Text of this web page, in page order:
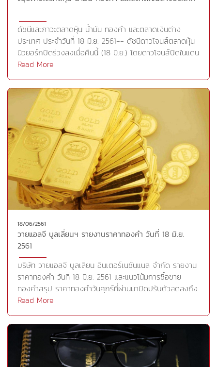
ต้องถูกเรียกเก็บภาษีนำเข้า 25% คิดเป็นมูลค่ารวม 5 หมื่น
มาตรการเรียกเก็บภาษีนำเข้าสินค้าจากสหรัฐจำนวน 659
รายการ โดยเรียกเก็บในอัตรา 25% คิดเป็นมูลค่ารวม 5 หมื่น
ล้านดอลลาร์เช่นกันอย่างไรก็ตาม การแข็งค่าของดอลลาร์ได้
สกัดแรงบวกของสัญญาทองคำในระหว่างวัน โดยดัชนี
ที่ระดับ 94.792 เมื่อคืนนี้ทั้งนี้ โดยปกติแล้ว ราคาทองและ
ดอลลาร์จะเคลื่อนไหวไปในทิศทางตรงข้ามกัน โดยเมื่อ
ดอลลาร์แข็งค่าขึ้น ราคาทองจะปรับตัวลดลง เนื่องจาก
ดอลลาร์ที่แข็งค่าทำให้ทองคำ ซึ่งกำหนดราคาในรูปของสกุล
เงินดอลลาร์ มีราคาแพงขึ้นสำหรับนักลงทุนที่ถือครองสกุล
เงินอื่นๆCr.https://www.ryt9.com/s/iq31/2843515
ดัชนีและภาวะตลาดหุ้น น้ำมัน ทองคำ และตลาดเงินต่าง
ประเทศ ประจำวันที่ 18 มิ.ย. 2561-- ดัชนีดาวโจนส์ตลาดหุ้น
นิวยอร์กปิดร่วงลงเมื่อคืนนี้ (18 มิ.ย.) โดยดาวโจนส์ปิดในแดน
ลบติดต่อกันเป็นวันที่ 5 เนื่องจากความวิตกกังวลเกี่ยวกับ
ต่อตลาด อย่างไรก็ตาม การดีดตัวขึ้นของหุ้นกลุ่มพลังงาน
และกลุ่มเทคโนโลยีช่วยให้ตลาดสามารถไต่ขึ้นจากระดับต่ำสุด
ในระหว่างวันได้ดัชนีเฉลี่ยอุตสาหกรรมดาวโจนส์ปิดที่
24,987.47 จุด ร่วงลง 103.01 จุด หรือ -0.41% ขณะที่ดัชนี
S&amp;P500 ปิดที่ 2,773.75 จุด ลดลง 5.91 จุด หรือ
-0.21% ส่วนดัชนี Nasdaq ปิดที่ 7,747.02 จุด เพิ่มขึ้น 0.65
จุด หรือ +0.01%-- ตลาดหุ้นยุโรปปิดปรับตัวลงเมื่อคืนนี้ (18
มิ.ย.) โดยได้รับแรงกดดันจากความกังวลเกี่ยวกับ
สถานการณ์ตึงเครียดทางการเมืองในเยอรมนี รวมทั้งข้อ
พิพาทด้านการค้าระหว่างสหรัฐและจีนที่มีแนวโน้มรุนแรงขึ้นใน
ขณะนี้ดัชนี Stoxx Europe 600 ลดลง 0.8% ปิดที่ 385.91
176.44 จุด หรือ +1.36% ดัชนี FTSE 100 ตลาดหุ้นลอนดอน
ปิดที่ 7,631.33 จุด ลดลง 2.58 จุด หรือ -0.03% และดัชนี
CAC-40 ตลาดหุ้นฝรั่งเศสปิดดที่ 5,450.48 จุด ลดลง
51.40 จุด หรือ -0.93%-- ตลาดหุ้นลอนดอนปิดลบเมื่อคืนนี้
(18 มิ.ย.) เนื่องจากนักลงทุนยังคงวิตกกังวลเกี่ยวกับการทำ
สงครามการค้าระหว่างสหรัฐและจีน รวมทั้งความตึงเครียด
ทางการเมืองในเยอรมนีดัชนี FTSE 100 ตลาดหุ้นลอนดอน
คืนนี้ (18 มิ.ย.) โดยได้แรงหนุนจากการที่นักลงทุนเข้าช้อนซื้อ
เก็งกำไร หลังจากสัญญาน้ำมันดิบร่วงลงอย่างหนักเมื่อวัน
ศุกร์ ขณะเดียวกันนักลงทุนจับตาการประชุมกลุ่มประเทศผู้ส่ง
Read More
18/06/2561
วายแอลจี บูลเลี่ยนฯ รายงานราคาทองคำ วันที่ 18 มิ.ย.
2561
บริษัท วายแอลจี บูลเลี่ยน อินเตอร์เนชั่นแนล จำกัด รายงาน
ราคาทองคำ วันที่ 18 มิ.ย. 2561 และแนวโน้มการซื้อขาย
ทองคำสรุป ราคาทองคำวันศุกร์ที่ผ่านมาปิดปรับตัวลดลงถึง
23.95 ดอลลาร์ต่อออนซ์หรือ -1.8% โดยได้รับแรงกดดันจาก
ตั้งแต่วันที่ 15 พ.ค. แต่ราคาก็ไม่สามารถกลับขึ้นไปยืนเหนือ
เส้นค่าเฉลี่ย 200 วันในโซน 1,307 ดอลลาร์ต่อออนซ์ได้ ส่ง
ผลให้ราคาทองคำปรับตัวลดลงหลุดแนวรับสำคัญจนกระตุ้น
ให้เกิดแรงขายทางเทคนิคเพิ่มเติม ประกอบกับดัชนีดอลลาร์
Read More